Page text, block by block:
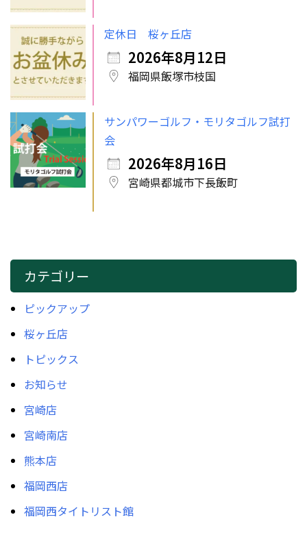
定休日 桜ヶ丘店
2026年8月12日
福岡県飯塚市枝国
サンパワーゴルフ・モリタゴルフ試打
会
2026年8月16日
宮崎県都城市下長飯町
カテゴリー
ピックアップ
桜ヶ丘店
トピックス
お知らせ
宮崎店
宮崎南店
熊本店
福岡西店
福岡西タイトリスト館